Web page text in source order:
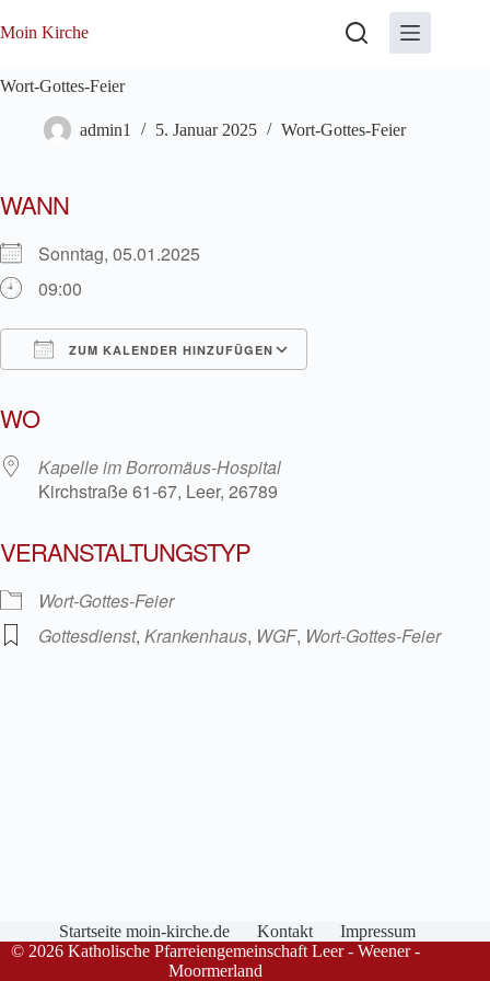
Inhalt
Moin Kirche
Wort-Gottes-Feier
admin1 5. Januar 2025 Wort-Gottes-Feier
WANN
Sonntag, 05.01.2025
09:00
ZUM KALENDER HINZUFÜGEN
WO
Kapelle im Borromäus-Hospital
Kirchstraße 61-67, Leer, 26789
VERANSTALTUNGSTYP
Wort-Gottes-Feier
Gottesdienst, Krankenhaus, WGF, Wort-Gottes-Feier
Startseite moin-kirche.de Kontakt
Impressum
© 2026 Katholische Pfarreiengemeinschaft Leer - Weener -
Moormerland